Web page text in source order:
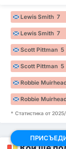
Lewis Smith 7
Lewis Smith 7
Scott Pittman 5
Scott Pittman 5
Robbie
Robbie
* Статистика от